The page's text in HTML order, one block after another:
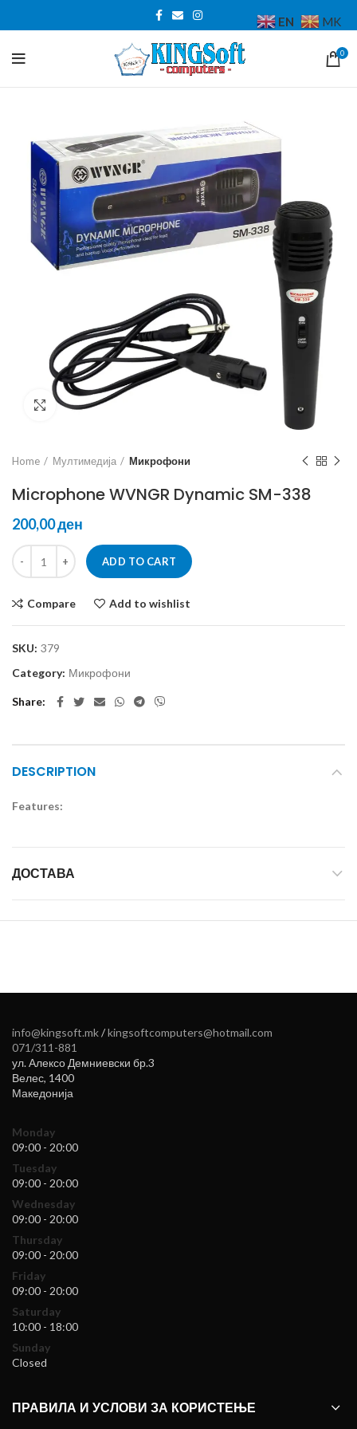
0
Click to enlarge
Home Мултимедија Микрофони
Microphone WVNGR Dynamic SM-338
ден
ADD TO CART
Compare Add to wishlist
SKU: 379
Category: Микрофони
Share
DESCRIPTION
Features:
ДОСТАВА
info@kingsoft.mk/kingsoftcomputers@hotmail.com
071/311-881
ул. Алексо Демниевски бр.3
Велес, 1400
Македонија
Monday
09:00 - 20:00
Tuesday
09:00 - 20:00
Wednesday
09:00 - 20:00
Thursday
09:00 - 20:00
Friday
09:00 - 20:00
Saturday
10:00 - 18:00
Sunday
Closed
ПРАВИЛА И УСЛОВИ ЗА КОРИСТЕЊЕ
EN MK